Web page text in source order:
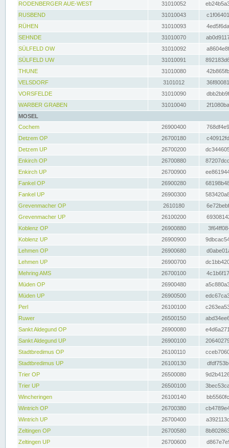
RODENBERGER AUE-WEST
31010052
RUSBEND
31010043
RÜHEN
31010093
SEHNDE
31010070
SÜLFELD OW
31010092
SÜLFELD UW
31010091
THUNE
31010080
VELSDORF
3101012
VORSFELDE
31010090
WARBER GRABEN
31010040
MOSEL
Cochem
26900400
Detzem OP
26700180
Detzem UP
26700200
Enkirch OP
26700880
Enkirch UP
26700900
Fankel OP
26900280
Fankel UP
26900300
Grevenmacher OP
2610180
Grevenmacher UP
26100200
Koblenz OP
26900880
Koblenz UP
26900900
Lehmen OP
26900680
Lehmen UP
26900700
Mehring AMS
26700100
Müden OP
26900480
Müden UP
26900500
Perl
26100100
Ruwer
26500150
Sankt Aldegund OP
26900080
Sankt Aldegund UP
26900100
Stadtbredimus OP
26100110
Stadtbredimus UP
26100130
Trier OP
26500080
Trier UP
26500100
Wincheringen
26100140
Wintrich OP
26700380
Wintrich UP
26700400
Zeltingen OP
26700580
Zeltingen UP
26700600